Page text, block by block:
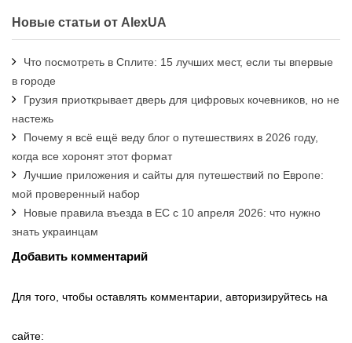
Новые статьи от AlexUA
Что посмотреть в Сплите: 15 лучших мест, если ты впервые
в городе
Грузия приоткрывает дверь для цифровых кочевников, но не
настежь
Почему я всё ещё веду блог о путешествиях в 2026 году,
когда все хоронят этот формат
Лучшие приложения и сайты для путешествий по Европе:
мой проверенный набор
Новые правила въезда в ЕС с 10 апреля 2026: что нужно
знать украинцам
Добавить комментарий
Для того, чтобы оставлять комментарии, авторизируйтесь на
сайте: